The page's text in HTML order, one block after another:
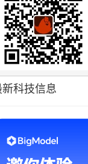
科技信息